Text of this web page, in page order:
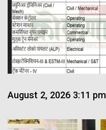
August 2, 2026 3:11 pm